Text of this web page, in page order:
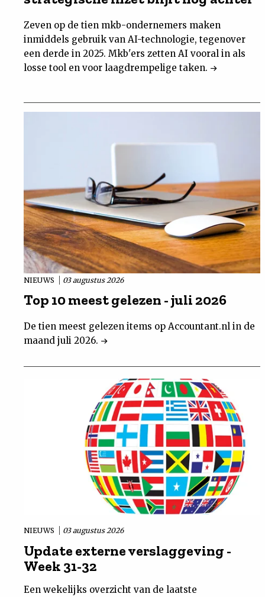
Zeven op de tien mkb-ondernemers maken
inmiddels gebruik van AI-technologie, tegenover
een derde in 2025. Mkb'ers zetten AI vooral in als
losse tool en voor laagdrempelige taken.
NIEUWS 03 augustus 2026
Top 10 meest gelezen - juli 2026
De tien meest gelezen items op Accountant.nl in de
maand juli 2026.
NIEUWS 03 augustus 2026
Update externe verslaggeving -
Week 31-32
Een wekelijks overzicht van de laatste